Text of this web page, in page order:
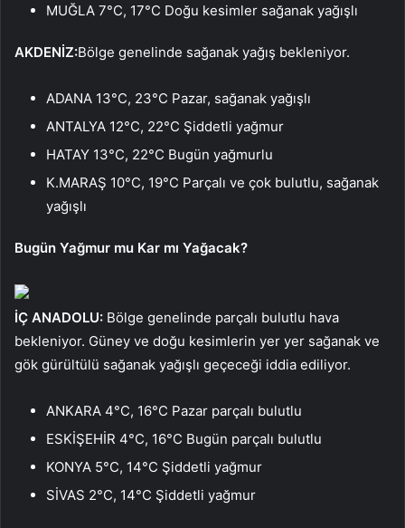
MUĞLA 7°C, 17°C Doğu kesimler sağanak yağışlı
AKDENİZ:Bölge genelinde sağanak yağış bekleniyor.
ADANA 13°C, 23°C Pazar, sağanak yağışlı
ANTALYA 12°C, 22°C Şiddetli yağmur
HATAY 13°C, 22°C Bugün yağmurlu
K.MARAŞ 10°C, 19°C Parçalı ve çok bulutlu, sağanak
yağışlı
Bugün Yağmur mu Kar mı Yağacak?
İÇ ANADOLU: Bölge genelinde parçalı bulutlu hava
bekleniyor. Güney ve doğu kesimlerin yer yer sağanak ve
gök gürültülü sağanak yağışlı geçeceği iddia ediliyor.
ANKARA 4°C, 16°C Pazar parçalı bulutlu
ESKİŞEHİR 4°C, 16°C Bugün parçalı bulutlu
KONYA 5°C, 14°C Şiddetli yağmur
SİVAS 2°C, 14°C Şiddetli yağmur